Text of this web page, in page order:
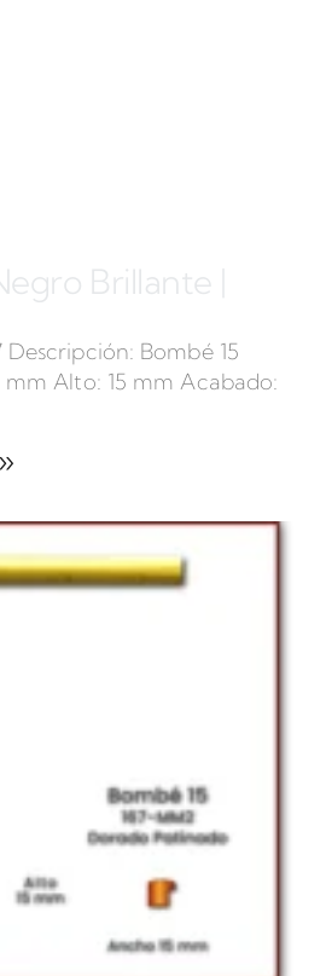
Brillante |
Descripción: Bombé 15
mm Alto: 15 mm Acabado: